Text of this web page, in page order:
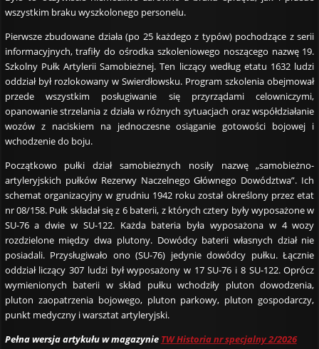
wszystkim braku wyszkolonego personelu.
Pierwsze zbudowane działa (po 25 każdego z typów) pochodzące z serii
informacyjnych, trafiły do ośrodka szkoleniowego noszącego nazwę 19.
Szkolny Pułk Artylerii Samobieżnej. Ten liczący według etatu 1632 ludzi
oddział był rozlokowany w Swierdłowsku. Program szkolenia obejmował
przede wszystkim posługiwanie się przyrządami celowniczymi,
opanowanie strzelania z działa w różnych sytuacjach oraz współdziałanie
wozów z naciskiem na jednoczesne osiąganie gotowości bojowej i
wchodzenie do boju.
Początkowo pułki dział samobieżnych nosiły nazwę „samobieżno-
artyleryjskich pułków Rezerwy Naczelnego Głównego Dowództwa”. Ich
schemat organizacyjny w grudniu 1942 roku został określony przez etat
nr 08/158. Pułk składał się z 6 baterii, z których cztery były wyposażone w
SU-76 a dwie w SU-122. Każda bateria była wyposażona w 4 wozy
rozdzielone między dwa plutony. Dowódcy baterii własnych dział nie
posiadali. Przysługiwało ono (SU-76) jedynie dowódcy pułku. Łącznie
oddział liczący 307 ludzi był wyposażony w 17 SU-76 i 8 SU-122. Oprócz
wymienionych baterii w skład pułku wchodziły pluton dowodzenia,
pluton zaopatrzenia bojowego, pluton parkowy, pluton gospodarczy,
punkt medyczny i warsztat artyleryjski.
Pełna wersja artykułu w magazynie TW Historia nr specjalny 2/2026